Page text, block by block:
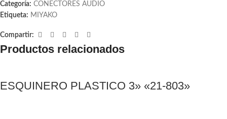
Categoría: CONECTORES AUDIO
Etiqueta: MIYAKO
Compartir:
Productos relacionados
ESQUINERO PLASTICO 3» «21-803»